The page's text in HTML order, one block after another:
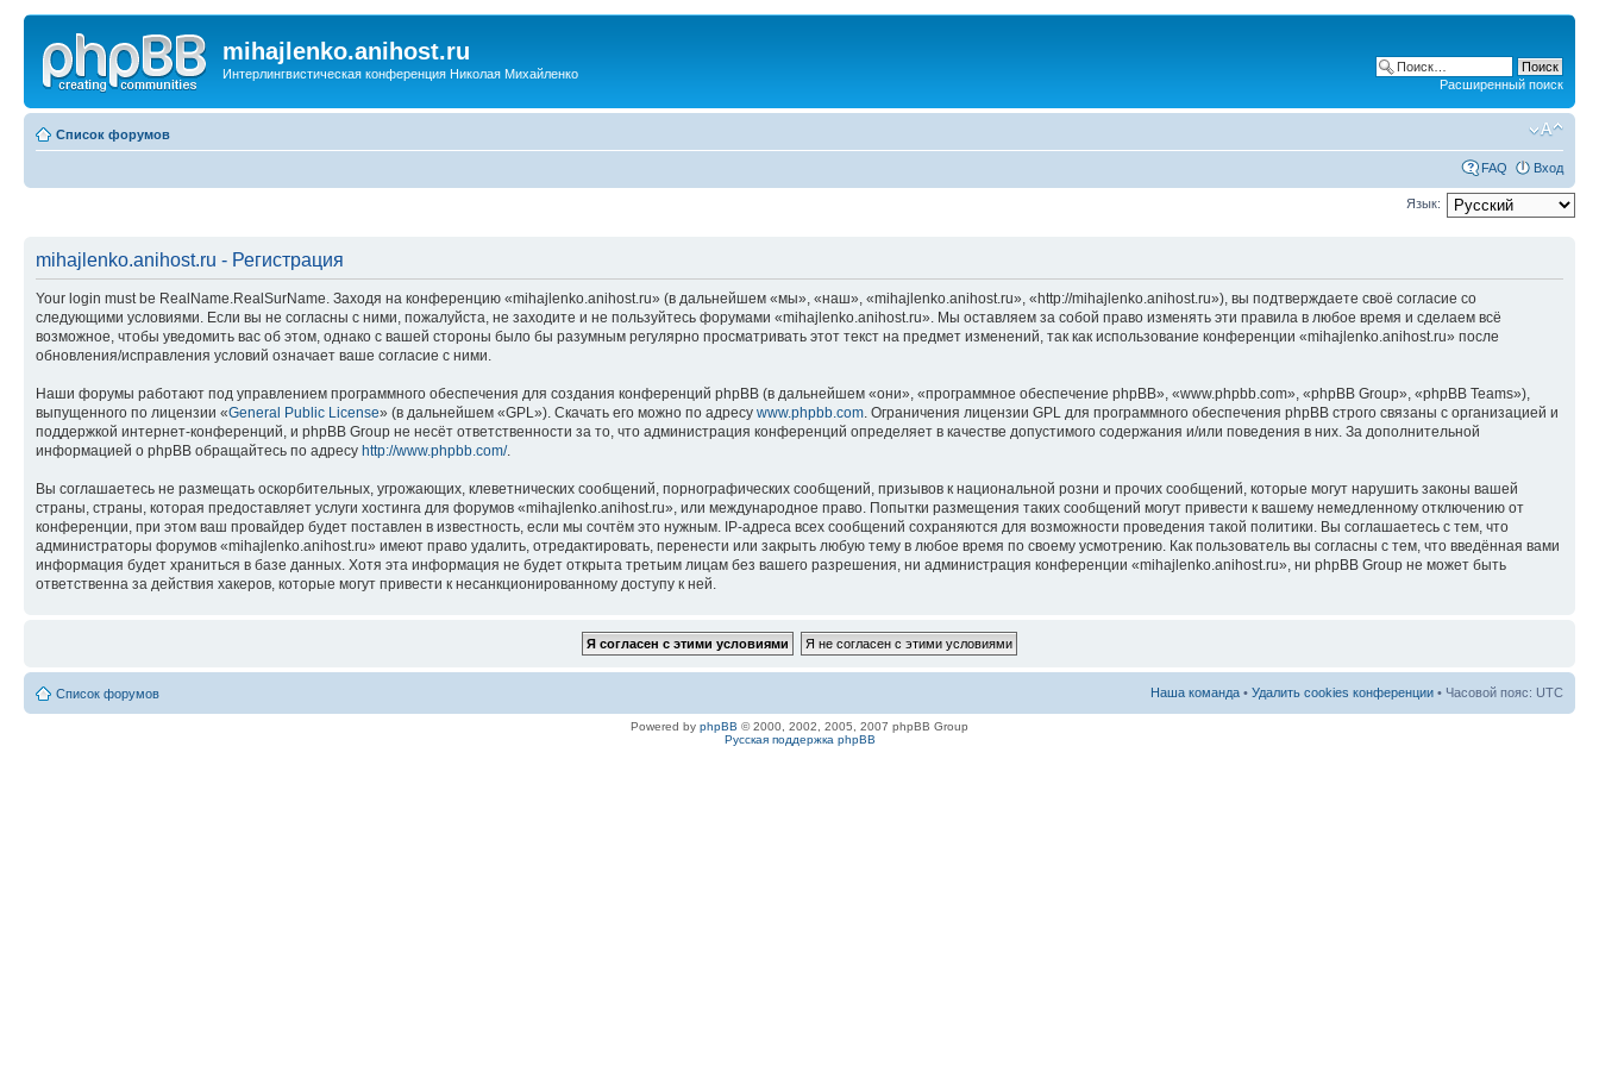
mihajlenko.anihost.ru
Интерлингвистическая конференция Николая Михайленко
Расширенный поиск
Список форумов
FAQ Вход
Язык:
mihajlenko.anihost.ru - Регистрация
Your login must be RealName.RealSurName. Заходя на конференцию «mihajlenko.anihost.ru» (в дальнейшем «мы», «наш», «mihajlenko.anihost.ru», «http://mihajlenko.anihost.ru»), вы подтверждаете своё согласие со
следующими условиями. Если вы не согласны с ними, пожалуйста, не заходите и не пользуйтесь форумами «mihajlenko.anihost.ru». Мы оставляем за собой право изменять эти правила в любое время и сделаем всё
возможное, чтобы уведомить вас об этом, однако с вашей стороны было бы разумным регулярно просматривать этот текст на предмет изменений, так как использование конференции «mihajlenko.anihost.ru» после
обновления/исправления условий означает ваше согласие с ними.
Наши форумы работают под управлением программного обеспечения для создания конференций phpBB (в дальнейшем «они», «программное обеспечение phpBB», «www.phpbb.com», «phpBB Group», «phpBB Teams»),
выпущенного по лицензии «General Public License» (в дальнейшем «GPL»). Скачать его можно по адресу www.phpbb.com. Ограничения лицензии GPL для программного обеспечения phpBB строго связаны с организацией и
поддержкой интернет-конференций, и phpBB Group не несёт ответственности за то, что администрация конференций определяет в качестве допустимого содержания и/или поведения в них. За дополнительной
информацией о phpBB обращайтесь по адресу http://www.phpbb.com/.
Вы соглашаетесь не размещать оскорбительных, угрожающих, клеветнических сообщений, порнографических сообщений, призывов к национальной розни и прочих сообщений, которые могут нарушить законы вашей
страны, страны, которая предоставляет услуги хостинга для форумов «mihajlenko.anihost.ru», или международное право. Попытки размещения таких сообщений могут привести к вашему немедленному отключению от
конференции, при этом ваш провайдер будет поставлен в известность, если мы сочтём это нужным. IP-адреса всех сообщений сохраняются для возможности проведения такой политики. Вы соглашаетесь с тем, что
администраторы форумов «mihajlenko.anihost.ru» имеют право удалить, отредактировать, перенести или закрыть любую тему в любое время по своему усмотрению. Как пользователь вы согласны с тем, что введённая вами
информация будет храниться в базе данных. Хотя эта информация не будет открыта третьим лицам без вашего разрешения, ни администрация конференции «mihajlenko.anihost.ru», ни phpBB Group не может быть
ответственна за действия хакеров, которые могут привести к несанкционированному доступу к ней.
Список форумов Наша команда • Удалить cookies конференции • Часовой пояс: UTC
Powered by phpBB © 2000, 2002, 2005, 2007 phpBB Group
Русская поддержка phpBB